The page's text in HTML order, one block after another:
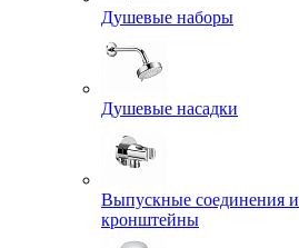
Душевые наборы
Душевые насадки
Выпускные соединения и
кронштейны